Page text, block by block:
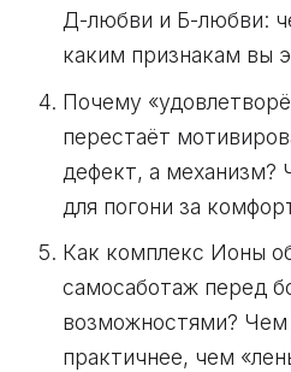
Д-любви и Б-любви:
каким признакам вы
Почему
перестаёт
дефект, а механизм?
для погони за
Как комплекс Ионы
самосаботаж перед
возможностями? Чем
практичнее, чем